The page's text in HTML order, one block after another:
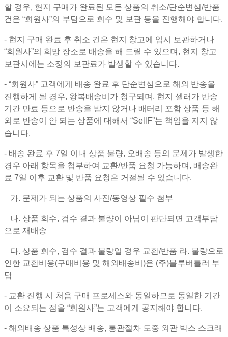
할 경우, 현지 구매가 완료된 모든 상품의 취소/단순변심/반품
건은 “회원사”의 부담으로 회수 및 보관 등을 진행해야 합니다.
- 현지 구매 완료 후 취소 건은 현지 창고에 임시 보관하거나
“회원사”의 희망 장소로 배송을 해 드릴 수 있으며, 현지 창고
보관시에는 소정의 보관료가 발생할 수 있습니다.
- “회원사” 고객에게 배송 완료 후 단순변심으로 해외 반송을
진행하게 될 경우, 왕복배송비가 청구되며, 현지 셀러가 반송
기간 만료 등으로 반송을 받지 않거나 배터리 포함 상품 등 해
외로 반송이 안 되는 상품에 대해서 “SellF”는 책임을 지지 않
습니다.
- 배송 완료 후 7일 이내 상품 불량, 오배송 등의 문제가 발생한
경우 아래 항목을 첨부하여 교환/반품 요청 가능하며, 배송완
료 7일 이후 교환 및 반품 요청은 거절될 수 있습니다.
가. 문제가 되는 상품의 사진/동영상 필수 첨부
나. 상품 회수, 검수 결과 불량이 아님이 판단되면 고객부담
으로 재배송
다. 상품 회수, 검수 결과 불량일 경우 교환/반품 라. 불량으로
인한 교환비용(구매비용 및 해외배송비)은 (주)블루버틀러 부
담
- 교환 진행 시 처음 구매 프로세스와 동일하므로 동일한 기간
이 소요되는 점을 “회원사”는 고객에게 공지해야 합니다.
- 해외배송 상품 특성상 배송, 통관절차 도중 외관 박스 스크래